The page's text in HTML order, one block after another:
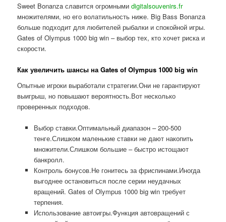
Sweet Bonanza славится огромнымиdigitalsouvenirs.fr
множителями, но его волатильность ниже. Big Bass Bonanza
больше подходит для любителей рыбалки и спокойной игры.
Gates of Olympus 1000 big win – выбор тех, кто хочет риска и
скорости.
Как увеличить шансы на Gates of Olympus 1000 big win
Опытные игроки выработали стратегии.Они не гарантируют
выигрыш, но повышают вероятность.Вот несколько
проверенных подходов.
Выбор ставки.Оптимальный диапазон – 200-500
тенге.Слишком маленькие ставки не дают накопить
множители.Слишком большие – быстро истощают
банкролл.
Контроль бонусов.Не гонитесь за фриспинами.Иногда
выгоднее остановиться после серии неудачных
вращений. Gates of Olympus 1000 big win требует
терпения.
Использование автоигры.Функция автовращений с